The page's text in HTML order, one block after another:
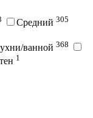
Средний 305
ванной 368
1